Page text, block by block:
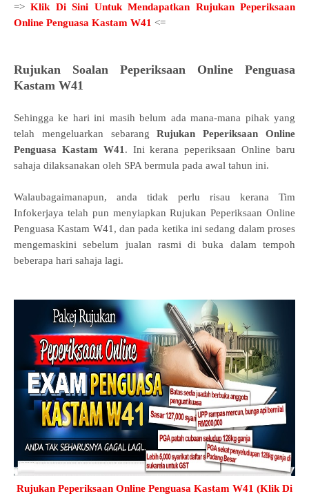
=>Klik Di Sini Untuk Mendapatkan Rujukan Peperiksaan
Online Penguasa Kastam W41 <=
Rujukan Soalan Peperiksaan Online Penguasa
Kastam W41
Sehingga ke hari ini masih belum ada mana-mana pihak yang
telah mengeluarkan sebarangRujukan Peperiksaan Online
Penguasa Kastam W41 . Ini kerana peperiksaan Online baru
sahaja dilaksanakan oleh SPA bermula pada awal tahun ini.
Walaubagaimanapun, anda tidak perlu risau kerana Tim
Infokerjaya telah pun menyiapkan Rujukan Peperiksaan Online
Penguasa Kastam W41, dan pada ketika inisedang dalam proses
mengemaskini sebelum jualan rasmi di buka dalam tempoh
beberapa hari sahaja lagi.
Rujukan Peperiksaan Online Penguasa Kastam W41 (Klik Di